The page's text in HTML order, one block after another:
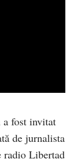
fost invitat
de jurnalista
radio Libertad